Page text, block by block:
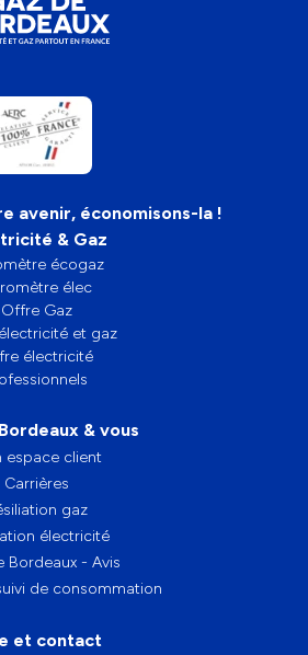
avenir, économisons-la !
& Gaz
écogaz
élec
Offre Gaz
et gaz
électricité
& vous
espace client
Carrières
gaz
électricité
Bordeaux - Avis
de consommation
et contact